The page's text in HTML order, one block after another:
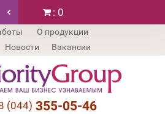
О продукции
Новости Вакансии
(044) 355-05-46
: 0